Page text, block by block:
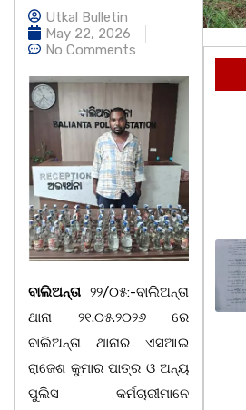
Utkal Bulletin
May 22, 2026
No Comments
ବାଲିଅନ୍ତା ୨୨/୦୫:-ବାଲିଅନ୍ତା
ଥାନା ୨୧.୦୫.୨୦୨୬ ରେ
ବାଲିଅନ୍ତା ଥାନାର ଏସଆଇ
ରାଜେଶ କୁମାର ପାତ୍ର ଓ ଅନ୍ୟ
ପୁଲିସ କର୍ମଚାରୀମାନେ